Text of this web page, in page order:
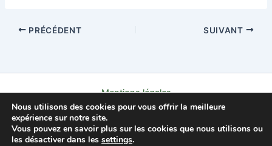
PRÉCÉDENT SUIVANT
Mentions légales
Politique de confidentialité
À propos
Nous utilisons des cookies pour vous offrir la meilleure
expérience sur notre site.
Vous pouvez en savoir plus sur les cookies que nous utilisons ou
les désactiver dans les settings.